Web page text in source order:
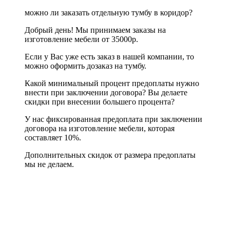
можно ли заказать отдельную тумбу в коридор?
Добрый день! Мы принимаем заказы на
изготовление мебели от 35000р.
Если у Вас уже есть заказ в нашей компании, то
можно оформить дозаказ на тумбу.
Какой минимальный процент предоплаты нужно
внести при заключении договора? Вы делаете
скидки при внесении большего процента?
У нас фиксированная предоплата при заключении
договора на изготовление мебели, которая
составляет 10%.
Дополнительных скидок от размера предоплаты
мы не делаем.